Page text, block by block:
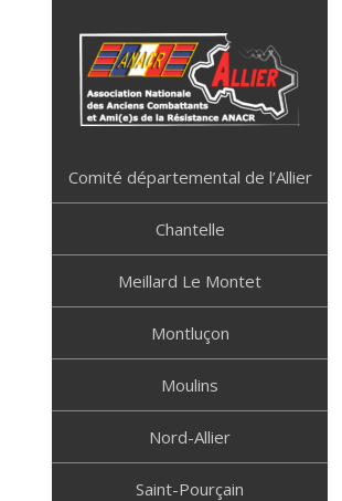
Comité départemental de l’Allier
Chantelle
Meillard Le Montet
Montluçon
Moulins
Nord-Allier
Saint-Pourçain